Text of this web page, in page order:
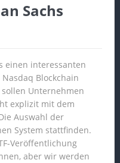
Sachs
einen interessanten
Blockchain
Unternehmen
explizit mit dem
Auswahl der
System stattfinden.
Veröffentlichung
aber wir werden